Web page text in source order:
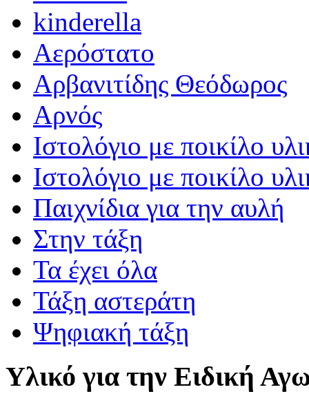
kinderella
Αερόστατο
Αρβανιτίδης Θεόδωρος
Αρνός
Ιστολόγιο με ποικίλο
Ιστολόγιο με ποικίλο
Παιχνίδια για την αυλή
Στην τάξη
Τα έχει όλα
Τάξη αστεράτη
Ψηφιακή τάξη
Υλικό για την Ειδική